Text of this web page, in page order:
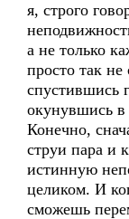
я, строго
а не только
просто так
спустившись
окунувшись в
Конечно,
струи пара и
истинную
целиком. И
сможешь